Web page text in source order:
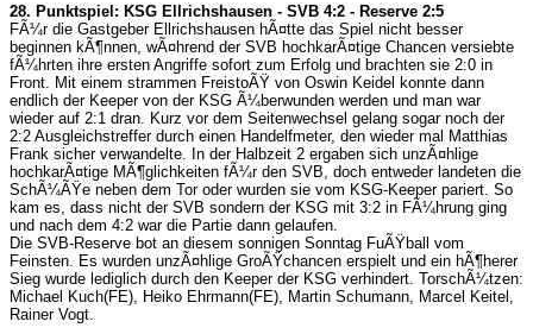
28. Punktspiel: KSG Ellrichshausen - SVB 4:2 - Reserve 2:5
FÃ¼r die Gastgeber Ellrichshausen hÃ¤tte das Spiel nicht besser
beginnen kÃ¶nnen, wÃ¤hrend der SVB hochkarÃ¤tige Chancen versiebte
fÃ¼hrten ihre ersten Angriffe sofort zum Erfolg und brachten sie 2:0 in
Front. Mit einem strammen FreistoÃŸ von Oswin Keidel konnte dann
endlich der Keeper von der KSG Ã¼berwunden werden und man war
wieder auf 2:1 dran. Kurz vor dem Seitenwechsel gelang sogar noch der
2:2 Ausgleichstreffer durch einen Handelfmeter, den wieder mal Matthias
Frank sicher verwandelte. In der Halbzeit 2 ergaben sich unzÃ¤hlige
hochkarÃ¤tige MÃ¶glichkeiten fÃ¼r den SVB, doch entweder landeten die
SchÃ¼ÃŸe neben dem Tor oder wurden sie vom KSG-Keeper pariert. So
kam es, dass nicht der SVB sondern der KSG mit 3:2 in FÃ¼hrung ging
und nach dem 4:2 war die Partie dann gelaufen.
Die SVB-Reserve bot an diesem sonnigen Sonntag FuÃŸball vom
Feinsten. Es wurden unzÃ¤hlige GroÃŸchancen erspielt und ein hÃ¶herer
Sieg wurde lediglich durch den Keeper der KSG verhindert. TorschÃ¼tzen:
Michael Kuch(FE), Heiko Ehrmann(FE), Martin Schumann, Marcel Keitel,
Rainer Vogt.